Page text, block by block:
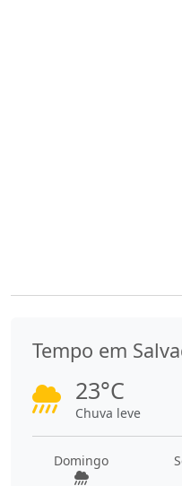
Tempo em
23°C
Chuva leve
Domingo